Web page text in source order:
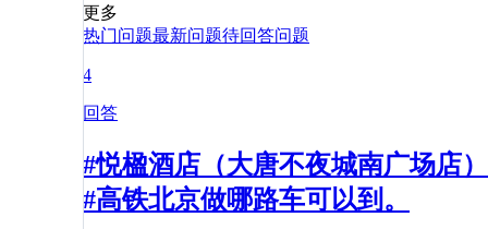
更多
热门问题最新问题待回答问题
4
回答
#悦楹酒店（大唐不夜城南广场店）
#高铁北京做哪路车可以到。